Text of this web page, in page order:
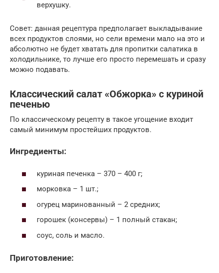
верхушку.
Совет: данная рецептура предполагает выкладывание
всех продуктов слоями, но сели времени мало на это и
абсолютно не будет хватать для пропитки салатика в
холодильнике, то лучше его просто перемешать и сразу
можно подавать.
Классический салат «Обжорка» с куриной
печенью
По классическому рецепту в такое угощение входит
самый минимум простейших продуктов.
Ингредиенты:
куриная печенка – 370 – 400 г;
морковка – 1 шт.;
огурец маринованный – 2 средних;
горошек (консервы) – 1 полный стакан;
соус, соль и масло.
Приготовление: